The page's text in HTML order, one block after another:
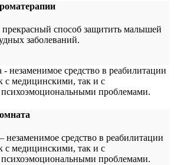
способ защитить малышей
заболеваний.
средство в реабилитации
с медицинскими, так и с
проблемами.